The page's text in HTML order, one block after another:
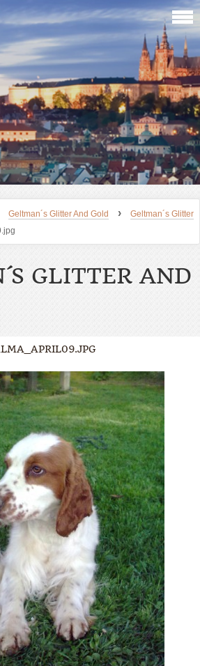
Geltman´s Glitter And Gold ›
Geltman´s Glitter
GLITTER AND